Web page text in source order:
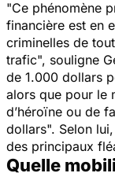
"Ce phénomène
financière est en
criminelles de
trafic", souligne
de 1.000 dollars
alors que pour le
d’héroïne ou de
dollars". Selon
des principaux
Quelle